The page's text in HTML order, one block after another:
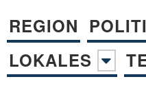
REGION
LOKALES